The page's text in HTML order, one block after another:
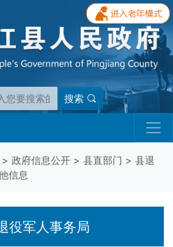
搜索
> 政府信息公开 > 县直部门 > 县退
信息
役军人事务局